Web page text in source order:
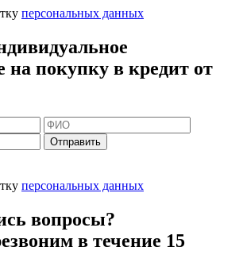
персональных данных
на покупку в кредит от
Отправить
персональных данных
вопросы?
в течение 15